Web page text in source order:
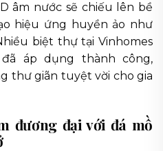
âm nước sẽ chiếu lên bề
hiệu ứng huyền ảo như
biệt thự tại Vinhomes
đã áp dụng thành công,
thư giãn tuyệt vời cho gia
đương đại với đá mồ